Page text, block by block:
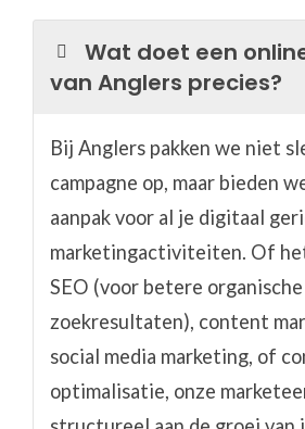
Wat doet een
van Anglers precies?
Bij Anglers pakken we niet
campagne op, maar bieden
aanpak voor al je digitaal
marketingactiviteiten. Of
SEO (voor betere organische
zoekresultaten), content
social media marketing, of
optimalisatie, onze